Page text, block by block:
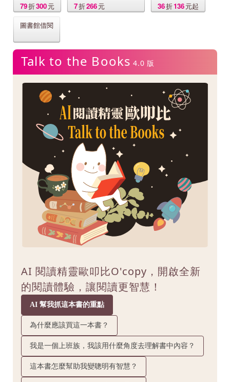
79折300元
7折266元
36折136元起
圖書館借閱
Talk to the Books 4.0 版
AI 閱讀精靈歐叩比O'copy，開啟全新
的閱讀體驗，讓閱讀更智慧！
AI 幫我抓這本書的重點
為什麼應該買這一本書？
我是一個上班族，我該用什麼角度去理解書中內容？
這本書怎麼幫助我變聰明有智慧？